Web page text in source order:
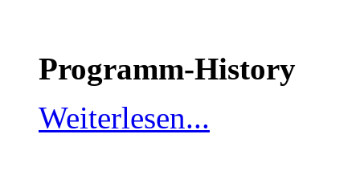
Programm-History
Weiterlesen...